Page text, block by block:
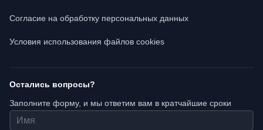
Согласие на обработку персональных данных
Условия использования файлов cookies
Остались вопросы?
Заполните форму, и мы ответим вам в кратчайшие сроки
Имя